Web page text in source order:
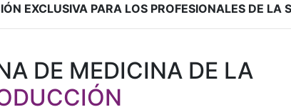
EXCLUSIVA PARA LOS PROFESIONALES DE LA
DE MEDICINA DE LA